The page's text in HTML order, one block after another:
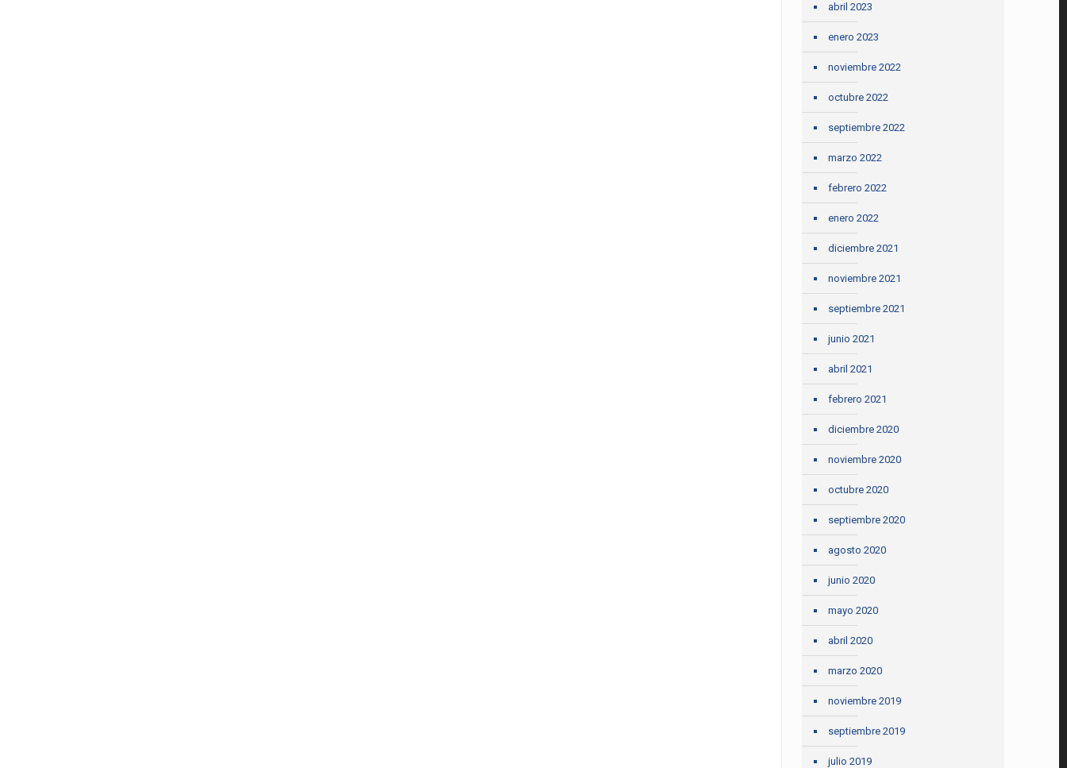
abril 2023
enero 2023
noviembre 2022
octubre 2022
septiembre 2022
marzo 2022
febrero 2022
enero 2022
diciembre 2021
noviembre 2021
septiembre 2021
junio 2021
abril 2021
febrero 2021
diciembre 2020
noviembre 2020
octubre 2020
septiembre 2020
agosto 2020
junio 2020
mayo 2020
abril 2020
marzo 2020
noviembre 2019
septiembre 2019
julio 2019